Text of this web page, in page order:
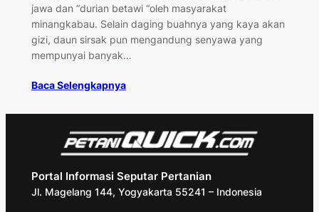
jawa dan “durian betawi “oleh masyarakat
minangkabau. Selain daging buahnya yang kaya akan
gizi, daun sirsak pun mengandung senyawa yang
mempunyai banyak…
Baca Selengkapnya
Portal Informasi Seputar Pertanian
Jl. Magelang 144, Yogyakarta 55241 – Indonesia